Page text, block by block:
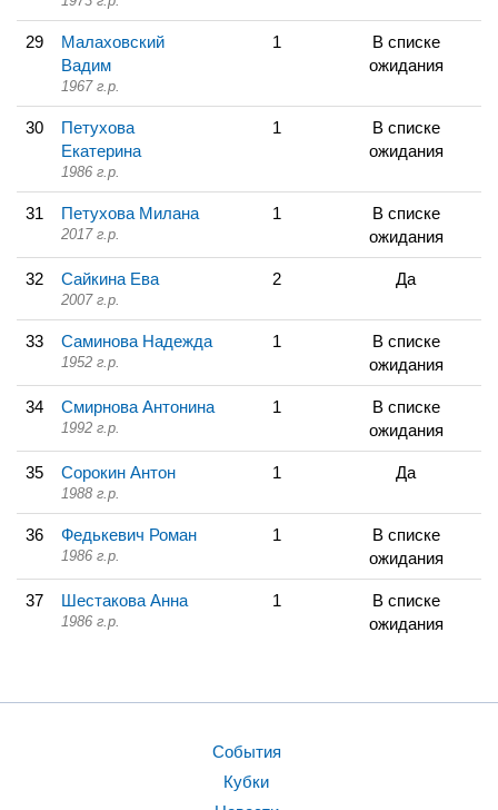
29
Малаховский
Вадим
1967 г.р.
1
В списке
ожидания
30
Петухова
Екатерина
1986 г.р.
1
В списке
ожидания
31 Петухова Милана
2017 г.р.
1
В списке
ожидания
32 Сайкина Ева
2007 г.р.
2 Да
33 Саминова Надежда
1952 г.р.
1
В списке
ожидания
34 Смирнова Антонина
1992 г.р.
1
В списке
ожидания
35 Сорокин Антон
1988 г.р.
1 Да
36 Федькевич Роман
1986 г.р.
1
В списке
ожидания
37 Шестакова Анна
1986 г.р.
1
В списке
ожидания
События
Кубки